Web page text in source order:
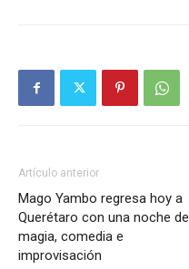
Artículo anterior
Mago Yambo regresa hoy a
Querétaro con una noche de
magia, comedia e
improvisación